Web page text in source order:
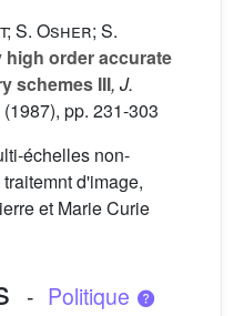
S. Osher; S.
high order accurate
schemes III, J.
(1987), pp. 231-303
échelles non-
d'image,
et Marie Curie
- Politique